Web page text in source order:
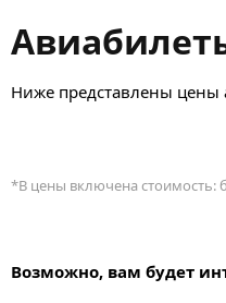
Ниже представлены цены
*В цены включена стоимость:
Возможно, вам будет